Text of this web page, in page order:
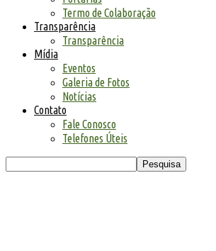
Termo de Colaboração
Transparência
Transparência
Mídia
Eventos
Galeria de Fotos
Notícias
Contato
Fale Conosco
Telefones Úteis